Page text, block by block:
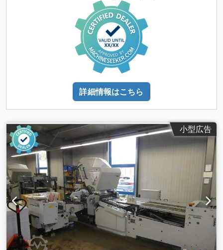
詳細情報はこちら
小型広告